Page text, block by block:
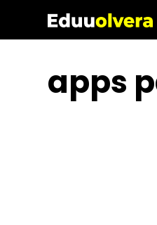
contenido
apps